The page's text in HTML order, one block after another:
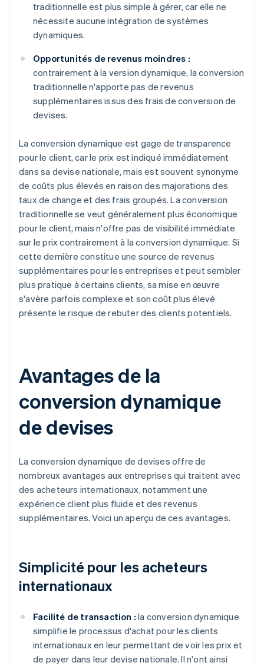
traditionnelle est plus simple à gérer, car elle ne
nécessite aucune intégration de systèmes
dynamiques.
Opportunités de revenus moindres :
contrairement à la version dynamique, la conversion
traditionnelle n'apporte pas de revenus
supplémentaires issus des frais de conversion de
devises.
La conversion dynamique est gage de transparence
pour le client, car le prix est indiqué immédiatement
dans sa devise nationale, mais est souvent synonyme
de coûts plus élevés en raison des majorations des
taux de change et des frais groupés. La conversion
traditionnelle se veut généralement plus économique
pour le client, mais n'offre pas de visibilité immédiate
sur le prix contrairement à la conversion dynamique. Si
cette dernière constitue une source de revenus
supplémentaires pour les entreprises et peut sembler
plus pratique à certains clients, sa mise en œuvre
s'avère parfois complexe et son coût plus élevé
présente le risque de rebuter des clients potentiels.
Avantages de la
conversion dynamique
de devises
La conversion dynamique de devises offre de
nombreux avantages aux entreprises qui traitent avec
des acheteurs internationaux, notamment une
expérience client plus fluide et des revenus
supplémentaires. Voici un aperçu de ces avantages.
Simplicité pour les acheteurs
internationaux
Facilité de transaction : la conversion dynamique
simplifie le processus d'achat pour les clients
internationaux en leur permettant de voir les prix et
de payer dans leur devise nationale. Il n'ont ainsi